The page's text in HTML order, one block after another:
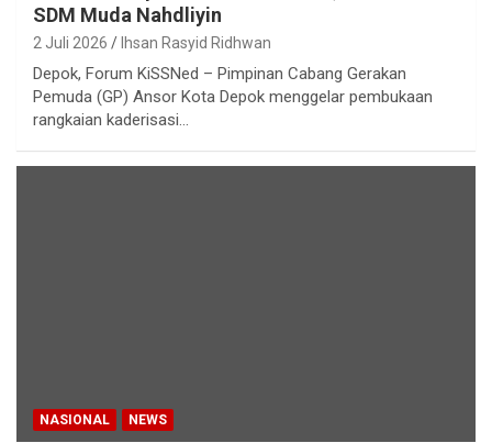
SDM Muda Nahdliyin
2 Juli 2026 Ihsan Rasyid Ridhwan
Depok, Forum KiSSNed – Pimpinan Cabang Gerakan
Pemuda (GP) Ansor Kota Depok menggelar pembukaan
rangkaian kaderisasi…
NASIONAL NEWS